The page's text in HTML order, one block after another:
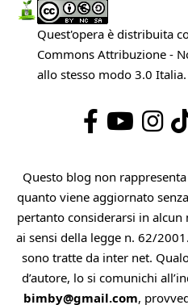
Quest'opera è distribuita
Commons Attribuzione -
allo stesso modo 3.0 Italia.
Questo blog non
quanto viene aggiornato
pertanto considerarsi in
ai sensi della legge n. 62/
sono tratte da inter net.
d’autore, lo si comunichi
bimby@gmail.com,